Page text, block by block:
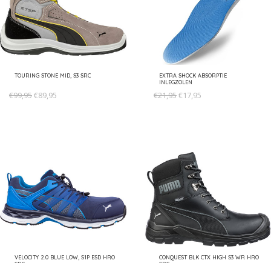
TOURING STONE MID, S3 SRC
€99,95€89,95
EXTRA SHOCK ABSORPTIE
INLEGZOLEN
€21,95€17,95
VELOCITY 2.0 BLUE LOW, S1P ESD HRO
CONQUEST BLK CTX HIGH S3 WR HRO